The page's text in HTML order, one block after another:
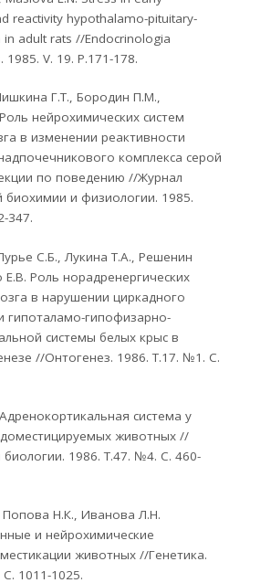
reactivity hypothalamo-pituitary-
in adult rats //Endocrinologia
1985. V. 19. Р.171-178.
Г.Т., Бородин П.М.,
нейрохимических систем
в изменении реактивности
комплекса серой
по поведению //Журнал
и физиологии. 1985.
347.
С.Б., Лукина Т.А., Решенин
Роль норадренергических
в нарушении циркадного
гипоталамо-гипофизарно-
системы белых крыс в
//Онтогенез. 1986. Т.17. №1. С.
система у
животных //
1986. Т.47. №4. С. 460-
Н.К., Иванова Л.Н.
и нейрохимические
животных //Генетика.
1011-1025.